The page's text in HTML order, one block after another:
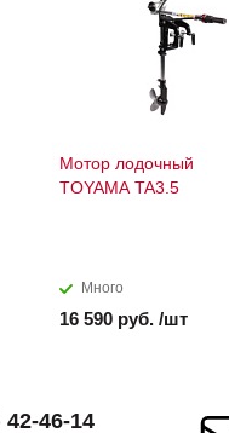
Мотор лодочный
TOYAMA TA3.5
Много
16 590 руб. /шт
42-46-14